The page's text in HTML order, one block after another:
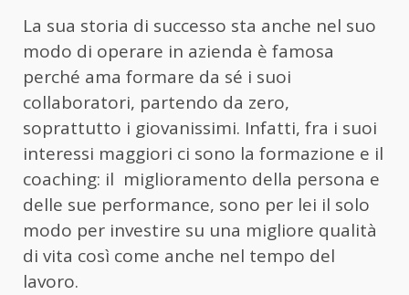
La sua storia di successo sta anche nel suo
modo di operare in azienda è famosa
perché ama formare da sé i suoi
collaboratori, partendo da zero,
soprattutto i giovanissimi. Infatti, fra i suoi
interessi maggiori ci sono la formazione e il
coaching: il miglioramento della persona e
delle sue performance, sono per lei il solo
modo per investire su una migliore qualità
di vita così come anche nel tempo del
lavoro.